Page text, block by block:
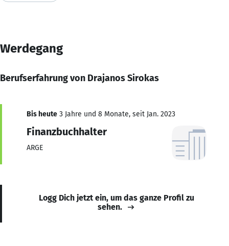
Werdegang
Berufserfahrung von Drajanos Sirokas
Bis heute 3 Jahre und 8 Monate, seit Jan. 2023
Finanzbuchhalter
ARGE
Logg Dich jetzt ein, um das ganze Profil zu
sehen.